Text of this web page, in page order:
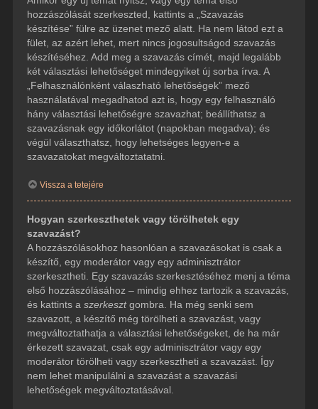
hozzászólását szerkeszted, kattints a „Szavazás
készítése” fülre az üzenet mező alatt. Ha nem látod ezt a
fület, az azért lehet, mert nincs jogosultságod szavazás
készítéséhez. Add meg a szavazás címét, majd legalább
két választási lehetőséget mindegyiket új sorba írva. A
„Felhasználónként válaszható lehetőségek” mező
használatával megadhatod azt is, hogy egy felhasználó
hány választási lehetőségre szavazhat; beállíthatsz a
szavazásnak egy időkorlátot (napokban megadva); és
végül választhatsz, hogy lehetséges legyen-e a
szavazatokat megváltoztatatni.
Vissza a tetejére
Hogyan szerkeszthetek vagy törölhetek egy
szavazást?
A hozzászólásokhoz hasonlóan a szavazásokat is csak a
készítő, egy moderátor vagy egy adminisztrátor
szerkesztheti. Egy szavazás szerkesztéséhez menj a téma
első hozzászólásához – mindig ehhez tartozik a szavazás,
és kattints a szerkesztgombra. Ha még senki sem
szavazott, a készítő még törölheti a szavazást, vagy
megváltoztathatja a választási lehetőségeket, de ha már
érkezett szavazat, csak egy adminisztrátor vagy egy
moderátor törölheti vagy szerkesztheti a szavazást. Így
nem lehet manipulálni a szavazást a szavazási
lehetőségek megváltoztatásával.